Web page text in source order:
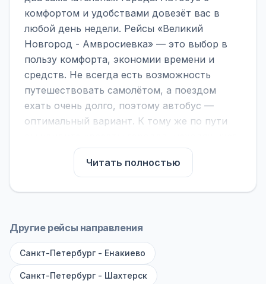
комфортом и удобствами довезёт вас в
любой день недели. Рейсы «Великий
Новгород - Амвросиевка» — это выбор в
пользу комфорта, экономии времени и
средств. Не всегда есть возможность
путешествовать самолётом, а поездом
ехать очень долго, поэтому автобус —
оптимальный вариант. К тому же по пути
между ними.
На нашем сайте вы можете найти
расписание автобусов Великий Новгород -
подходящий. Если важна скорость —
мест). Если важен комфорт — выбирайте
большие автобусы (от 40 мест): у них лучше
Читать полностью
Другие рейсы направления
Санкт-Петербург - Енакиево
Санкт-Петербург - Шахтерск